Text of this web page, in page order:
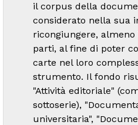
il corpus della
considerato nella sua
ricongiungere,
parti, al fine di poter
carte nel loro
strumento. Il fondo
"Attività editoriale"
sottoserie),
universitaria",